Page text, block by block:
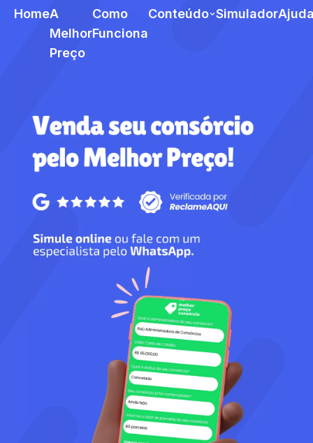
HomeA
Melhor
Preço
Como
Funciona
Conteúdo Simulador